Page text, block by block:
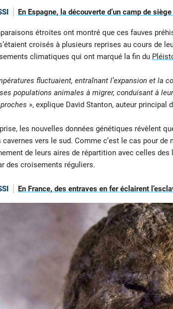
En Espagne, la découverte d’un camp de
étroites ont montré que ces fauves
croisés à plusieurs reprises au cours de
climatiques qui ont marqué la fin du
fluctuaient, entraînant l’expansion et la
populations animales à migrer, conduisant à
», explique David Stanton, auteur principal
les nouvelles données génétiques révèlent
cavernes vers le sud. Comme c’est le cas pour
de leurs aires de répartition avec celles des
des croisements réguliers.
En France, des entraves en fer éclairent